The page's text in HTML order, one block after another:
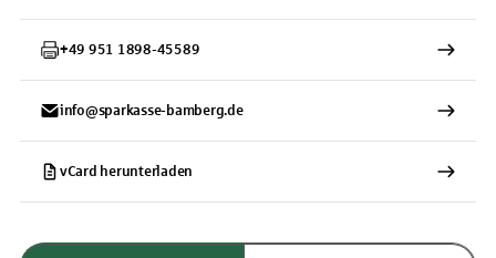
+49 951 1898-45589
info@sparkasse-bamberg.de
vCard herunterladen